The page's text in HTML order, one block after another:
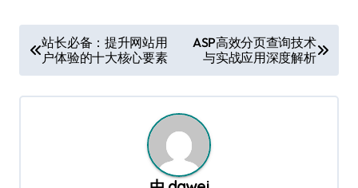
章
导
站长必备：提升网站用
户体验的十大核心要素
ASP高效分页查询技术
与实战应用深度解析